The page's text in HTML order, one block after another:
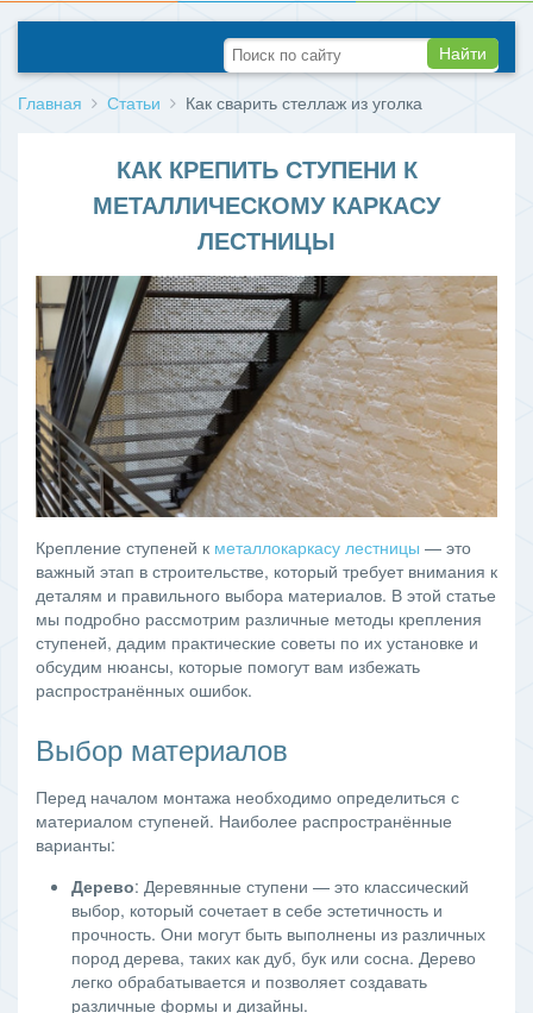
Найти
Главная Статьи Как сварить стеллаж из уголка
КАК КРЕПИТЬ СТУПЕНИ К
МЕТАЛЛИЧЕСКОМУ КАРКАСУ
ЛЕСТНИЦЫ
Крепление ступеней к металлокаркасу лестницы — это
важный этап в строительстве, который требует внимания к
деталям и правильного выбора материалов. В этой статье
мы подробно рассмотрим различные методы крепления
ступеней, дадим практические советы по их установке и
обсудим нюансы, которые помогут вам избежать
распространённых ошибок.
Выбор материалов
Перед началом монтажа необходимо определиться с
материалом ступеней. Наиболее распространённые
варианты:
Дерево: Деревянные ступени — это классический
выбор, который сочетает в себе эстетичность и
прочность. Они могут быть выполнены из различных
пород дерева, таких как дуб, бук или сосна. Дерево
легко обрабатывается и позволяет создавать
различные формы и дизайны.